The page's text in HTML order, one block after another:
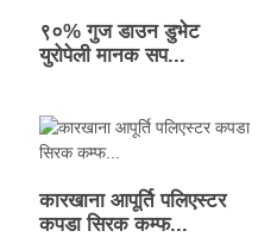
९०% गुज डाउन डुभेट
युरोपेली मानक सप...
कारखाना आपूर्ति पलिएस्टर
कपडा सिरक कम्फ...